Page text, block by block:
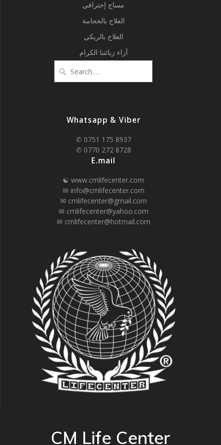
مساج إحترافي
العلاج بالحجامة
العلاج بالريكي
آراء زبائننا الكرام
for:
Whatsapp & Viber
✆ 0751 175 8937
✆ 0770 272 8728
E.mail
☯ www.cmlifecenter.com
✉ info@cmlifecenter.com
✉ cmlifecenter@gmail.com
✉ cmlifecenter@yahoo.com
✉ cmlifecenter@hotmail.com
CM Life Center